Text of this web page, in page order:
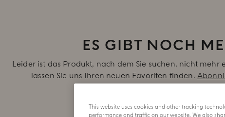
ES GIBT NOCH
Leider ist das Produkt, nach dem Sie suchen, nicht
lassen Sie uns Ihren neuen Favoriten finden.
This website uses cookies and other tracking
performance and traffic on our website. We also